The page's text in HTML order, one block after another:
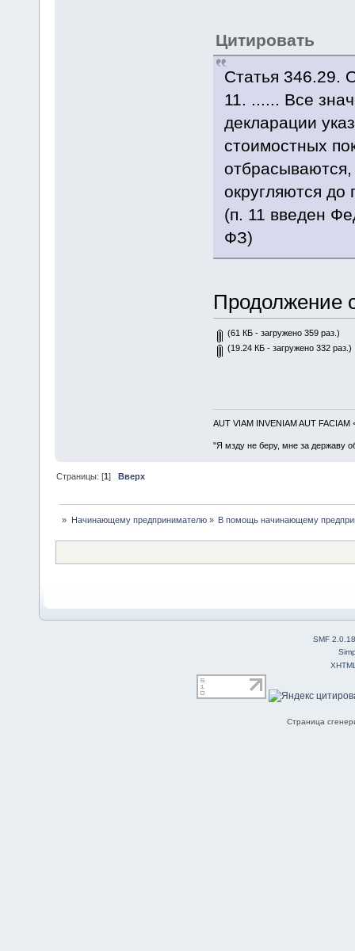
Цитировать
Статья 346.29.
11. ...... Все
декларации
стоимостных
округляются до
(п. 11 введен
ФЗ)
Продолжение
(61 КБ - загружено 359 раз.)
(19.24 КБ - загружено 332 раз.)
AUT VIAM INVENIAM AUT FACIAM
"Я мзду не беру, мне за державу
Страницы: [1] Вверх
» Начинающему предпринимателю» В помощь начинающему
SMF 2.0.18
Страница